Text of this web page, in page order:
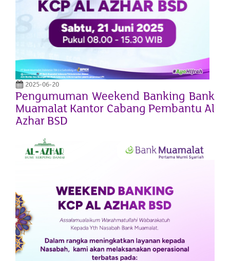
2025-06-20
Pengumuman Weekend Banking Bank
Muamalat Kantor Cabang Pembantu Al
Azhar BSD